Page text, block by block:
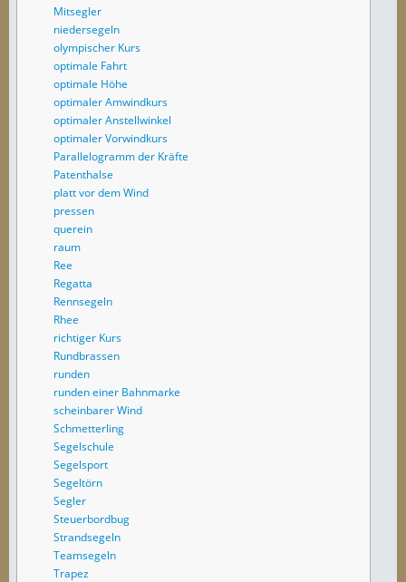
Mitsegler
niedersegeln
olympischer Kurs
optimale Fahrt
optimale Höhe
optimaler Amwindkurs
optimaler Anstellwinkel
optimaler Vorwindkurs
Parallelogramm der Kräfte
Patenthalse
platt vor dem Wind
pressen
querein
raum
Ree
Regatta
Rennsegeln
Rhee
richtiger Kurs
Rundbrassen
runden
runden einer Bahnmarke
scheinbarer Wind
Schmetterling
Segelschule
Segelsport
Segeltörn
Segler
Steuerbordbug
Strandsegeln
Teamsegeln
Trapez